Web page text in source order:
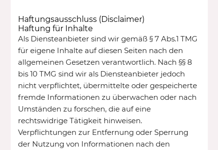
Haftungsausschluss (Disclaimer)
Haftung für Inhalte
Als Diensteanbieter sind wir gemäß § 7 Abs.1 TMG
für eigene Inhalte auf diesen Seiten nach den
allgemeinen Gesetzen verantwortlich. Nach §§ 8
bis 10 TMG sind wir als Diensteanbieter jedoch
nicht verpflichtet, übermittelte oder gespeicherte
fremde Informationen zu überwachen oder nach
Umständen zu forschen, die auf eine
rechtswidrige Tätigkeit hinweisen.
Verpflichtungen zur Entfernung oder Sperrung
der Nutzung von Informationen nach den